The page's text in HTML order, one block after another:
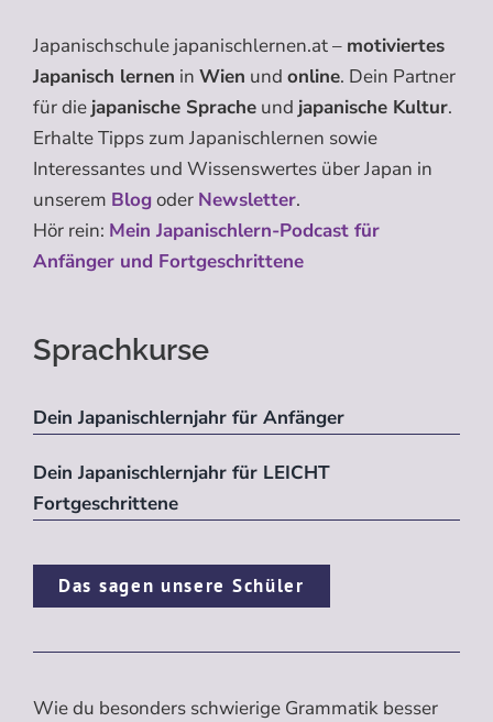
Japanischschule japanischlernen.at – motiviertes
Japanisch lernen in Wien und online. Dein Partner
für die japanische Sprache und japanische Kultur.
Erhalte Tipps zum Japanischlernen sowie
Interessantes und Wissenswertes über Japan in
unserem Blogoder Newsletter.
Hör rein: Mein Japanischlern-Podcast für
Anfänger und Fortgeschrittene
Sprachkurse
Dein Japanischlernjahr für Anfänger
Dein Japanischlernjahr für LEICHT
Fortgeschrittene
Das sagen unsere Schüler
Wie du besonders schwierige Grammatik besser